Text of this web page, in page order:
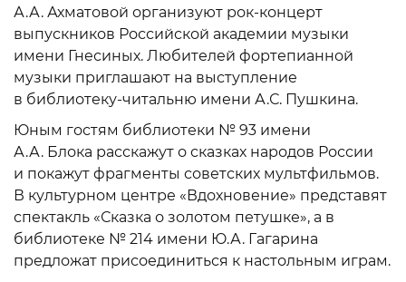
А.А. Ахматовой организуют рок-концерт
выпускников Российской академии музыки
имени Гнесиных. Любителей фортепианной
музыки приглашают на выступление
в библиотеку-читальню имени А.С. Пушкина.
Юным гостям библиотеки № 93 имени
А.А. Блока расскажут о сказках народов России
и покажут фрагменты советских мультфильмов.
В культурном центре «Вдохновение» представят
спектакль «Сказка о золотом петушке», а в
библиотеке № 214 имени Ю.А. Гагарина
предложат присоединиться к настольным играм.